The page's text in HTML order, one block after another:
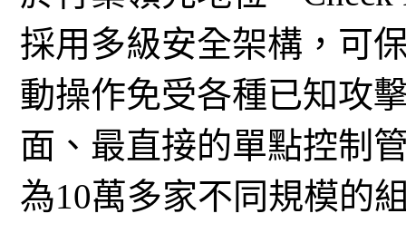
採用多級安全架構，可
動操作免受各種已知攻
面、最直接的單點控制
為10萬多家不同規模的